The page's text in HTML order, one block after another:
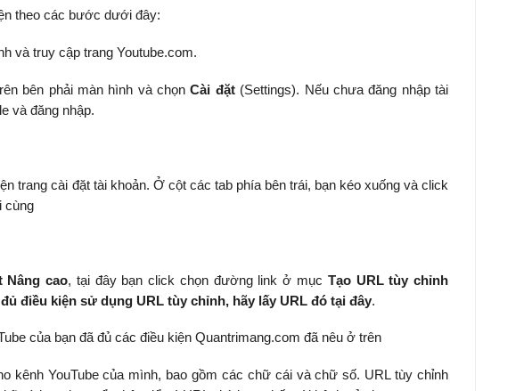
theo các bước dưới đây:
và truy cập trang Youtube.com.
bên phải màn hình và chọnCài đặt(Settings). Nếu chưa đăng nhập tài
và đăng nhập.
trang cài đặt tài khoản. Ở cột các tab phía bên trái, bạn kéo xuống và click
cùng
Nâng cao, tại đây bạn click chọn đường link ở mục Tạo URL tùy chỉnh
điều kiện sử dụng URL tùy chỉnh, hãy lấy URL đó tại đây.
của bạn đã đủ các điều kiện Quantrimang.com đã nêu ở trên
kênh YouTube của mình, bao gồm các chữ cái và chữ số. URL tùy chỉnh